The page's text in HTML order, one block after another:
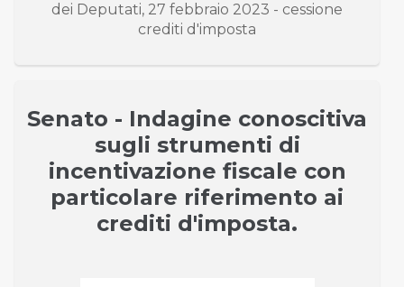
dei Deputati, 27 febbraio 2023 - cessione
crediti d'imposta
Senato - Indagine conoscitiva
sugli strumenti di
incentivazione fiscale con
particolare riferimento ai
crediti d'imposta.